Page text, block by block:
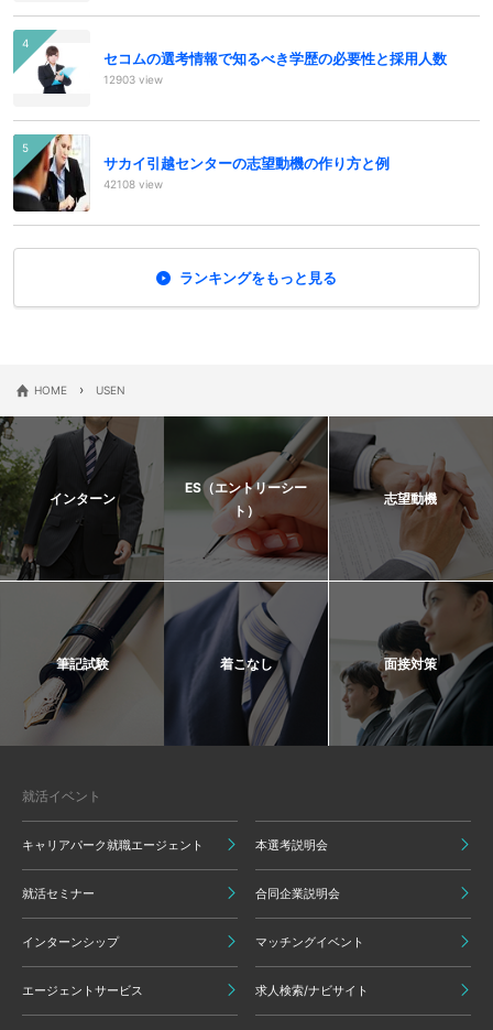
セコムの選考情報で知るべき学歴の必要性と採用人数
12903 view
サカイ引越センターの志望動機の作り方と例
42108 view
ランキングをもっと見る
HOME › USEN
インターン
ES（エントリーシー
ト）
志望動機
筆記試験 着こなし 面接対策
就活イベント
キャリアパーク就職エージェント 本選考説明会
就活セミナー 合同企業説明会
インターンシップ マッチングイベント
エージェントサービス 求人検索/ナビサイト